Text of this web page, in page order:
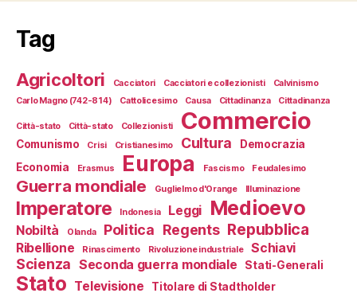
Tag
Agricoltori Cacciatori Cacciatori e collezionisti
Calvinismo
Carlo Magno (742-814)
Cattolicesimo Causa Cittadinanza Cittadinanza
Città-stato Città-stato Collezionisti Commercio
Comunismo Crisi Cristianesimo Cultura
Democrazia
Economia
Erasmus Europa Fascismo Feudalesimo
Guerra mondiale Guglielmo d'Orange Illuminazione
Imperatore Indonesia Leggi Medioevo
Nobiltà Olanda Politica Regents Repubblica
Ribellione Rinascimento Rivoluzione industriale Schiavi
Scienza Seconda guerra mondiale Stati-Generali
Stato Televisione Titolare di Stadtholder